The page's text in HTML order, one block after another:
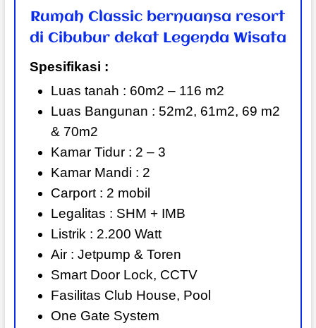
Rumah Classic bernuansa resort
di Cibubur dekat Legenda Wisata
Spesifikasi :
Luas tanah : 60m2 – 116 m2
Luas Bangunan : 52m2, 61m2, 69 m2
& 70m2
Kamar Tidur : 2 – 3
Kamar Mandi : 2
Carport : 2 mobil
Legalitas : SHM + IMB
Listrik : 2.200 Watt
Air : Jetpump & Toren
Smart Door Lock, CCTV
Fasilitas Club House, Pool
One Gate System